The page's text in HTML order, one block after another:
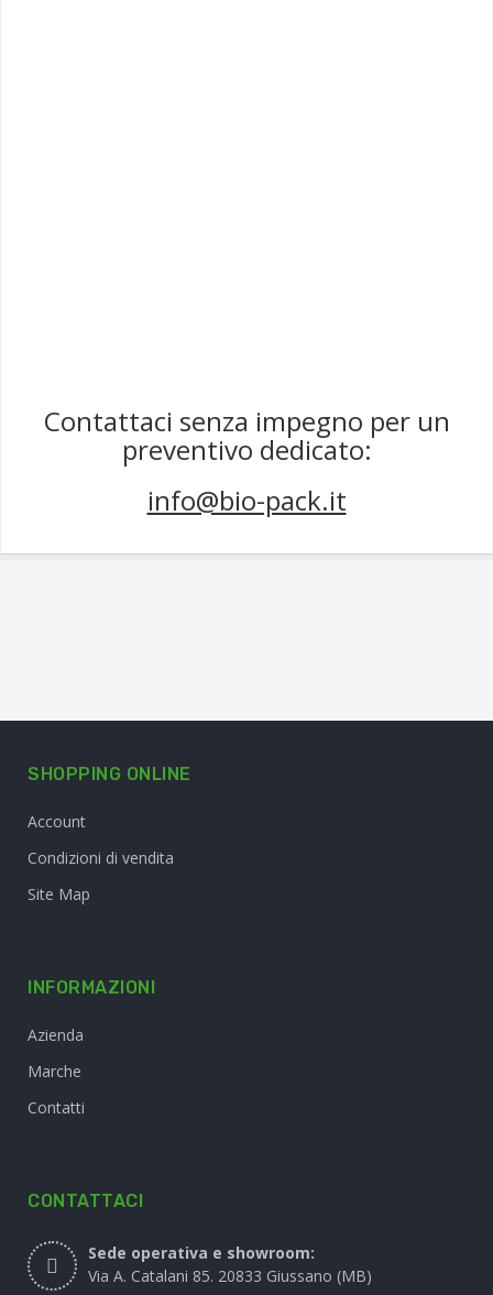
Contattaci senza impegno per un
preventivo dedicato:
info@bio-pack.it
SHOPPING ONLINE
Account
Condizioni di vendita
Site Map
INFORMAZIONI
Azienda
Marche
Contatti
CONTATTACI
Sede operativa e showroom:
Via A. Catalani 85. 20833 Giussano (MB)